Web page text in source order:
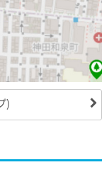
)